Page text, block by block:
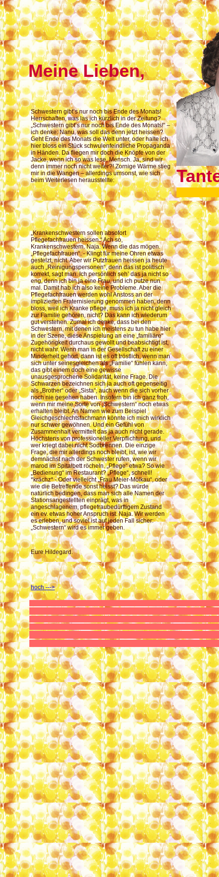
Meine Lieben,
Schwestern gibt’s nur noch bis Ende des Monats!
Herrschaften, was las ich kürzlich in der Zeitung?
„Schwestern gibt’s nur noch bis Ende des Monats!“ –
ich denke: Nanu, was soll das denn jetzt heissen?
Geht Ende des Monats die Welt unter, oder halte ich
hier bloss ein Stück schwulenfeindliche Propaganda
in Händen. Da fliegen mir doch die Knöpfe von der
Jacke, wenn ich so was lese, Mensch. Ja, sind wir
denn immer noch nicht weiter?! Zornige Wärme stieg
mir in die Wangen – allerdings umsonst, wie sich
beim Weiterlesen herausstellte:
„Krankenschwestern sollen absofort
Pflegefachfrauen heissen.“ Ach so,
Krankenschwestern. Naja. Wenn die das mögen.
„Pflegefachfrauen“. - Klingt für meine Ohren etwas
gestelzt, nicht. Aber wir Putzfrauen heissen ja heute
auch „Reinigungspersonen“, denn das ist politisch
korrekt, sagt man. Ich persönlich seh’ das ja nicht so
eng, denn ich bin ja eine Frau, und ich putze nun
mal. Damit hab ich also keine Probleme. Aber die
Pflegefachfrauen werden wohl Anstoss an der
implizierten Fraternisierung genommen haben, denn
bloss, weil ich Kranke pflege, muss ich ja nicht gleich
zur Familie gehören, nicht? Das kann ich wiederum
gut verstehen. Zumal ich denke, dass bei den
Schwestern, mit denen ich meistens zu tun habe hier
in der Szene, diese Anspielung an eine „familiäre“
Zugehörigkeit durchaus gewollt und beabsichtigt ist,
nicht wahr. Wenn man in der Gesellschaft zu einer
Minderheit gehört, dann ist es oft tröstlich, wenn man
sich unter seinesgleichen als „Familie“ fühlen kann,
das gibt einem doch eine gewisse
unausgesprochene Solidarität, keine Frage. Die
Schwarzen bezeichnen sich ja auch oft gegenseitig
als „Brother“ oder „Sista“, auch wenn die sich vorher
noch nie gesehen haben. Insofern bin ich ganz froh,
wenn mir meine Sorte von „Schwestern“ noch etwas
erhalten bleibt. An Namen wie zum Beispiel
Gleichgeschlechtsfachmann könnte ich mich wirklich
nur schwer gewöhnen. Und ein Gefühl von
Zusammenhalt vermittelt das ja auch nicht gerade.
Höchstens von professioneller Verpflichtung, und
wer kriegt dabei nicht Sodbrennen. Die einzige
Frage, die mir allerdings noch bleibt, ist, wie wir
demnächst nach der Schwester rufen, wenn wir
marod im Spitalbett röcheln. „Pflege“ etwa? So wie
„Bedienung“ im Restaurant? „Pflege“, schnell!
*krächz* - Oder vielleicht „Frau Meier-Mölkau“, oder
wie die Betreffende sonst heisst? Das würde
natürlich bedingen, dass man sich alle Namen der
Stationsangestellten einprägt, was in
angeschlagenem, pflegefraubedürftigem Zustand
ein ev. etwas hoher Anspruch ist. Naja. Wir werden
es erleben, und soviel ist auf jeden Fall sicher:
„Schwestern“ wird es immer geben.
Eure Hildegard.
hoch --->